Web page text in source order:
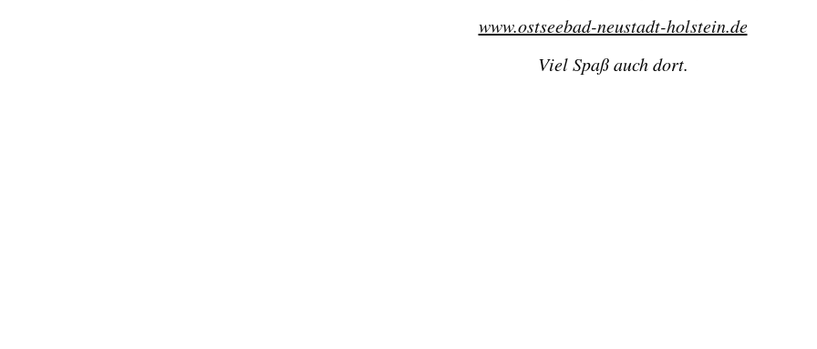
www.ostseebad-neustadt-holstein.de
Viel Spaß auch dort.